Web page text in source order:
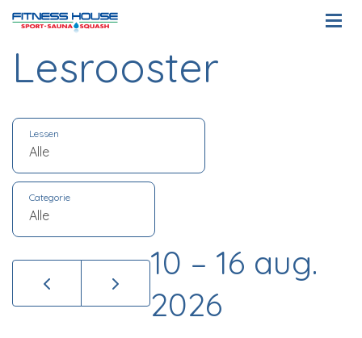
Lesrooster
Lessen
Categorie
10 – 16 aug.
2026